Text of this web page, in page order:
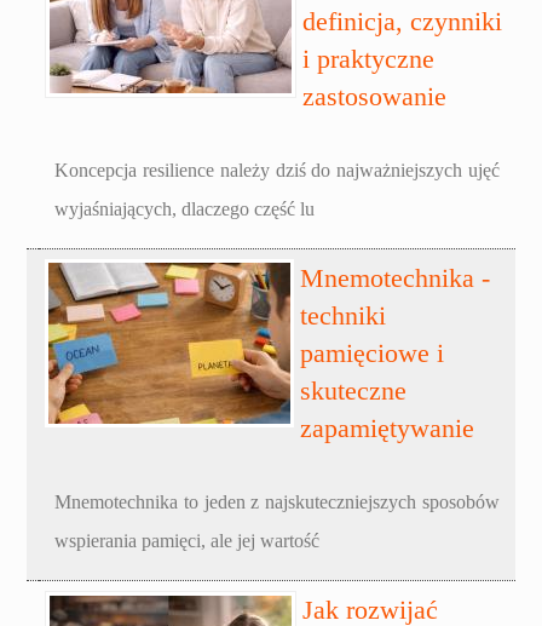
definicja, czynniki
i praktyczne
zastosowanie
Koncepcja resilience należy dziś do najważniejszych ujęć
wyjaśniających, dlaczego część lu
Mnemotechnika -
techniki
pamięciowe i
skuteczne
zapamiętywanie
Mnemotechnika to jeden z najskuteczniejszych sposobów
wspierania pamięci, ale jej wartość
Jak rozwijać